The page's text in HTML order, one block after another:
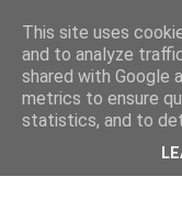
This site uses
and to analyze
shared with Google
metrics to ensure
statistics, and to